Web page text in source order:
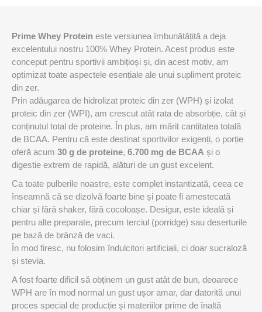
Prime Whey Protein este versiunea îmbunătățită a deja
excelentului nostru 100% Whey Protein. Acest produs este
conceput pentru sportivii ambițioși și, din acest motiv, am
optimizat toate aspectele esențiale ale unui supliment proteic
din zer.
Prin adăugarea de hidrolizat proteic din zer (WPH) și izolat
proteic din zer (WPI), am crescut atât rata de absorbție, cât și
conținutul total de proteine. În plus, am mărit cantitatea totală
de BCAA. Pentru că este destinat sportivilor exigenți, o porție
oferă acum 30 g de proteine, 6.700 mg de BCAA și o
digestie extrem de rapidă, alături de un gust excelent.
Ca toate pulberile noastre, este complet instantizată, ceea ce
înseamnă că se dizolvă foarte bine și poate fi amestecată
chiar și fără shaker, fără cocoloașe. Desigur, este ideală și
pentru alte preparate, precum terciul (porridge) sau deserturile
pe bază de brânză de vaci.
În mod firesc, nu folosim îndulcitori artificiali, ci doar sucraloză
și stevia.
A fost foarte dificil să obținem un gust atât de bun, deoarece
WPH are în mod normal un gust ușor amar, dar datorită unui
proces special de producție și materiilor prime de înaltă